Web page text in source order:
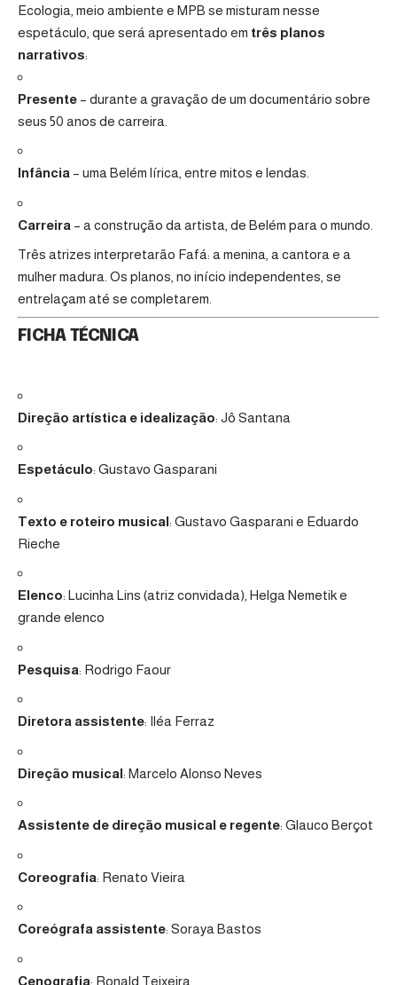
Ecologia, meio ambiente e MPB se misturam nesse
espetáculo, que será apresentado em três planos
narrativos:
Presente – durante a gravação de um documentário sobre
seus 50 anos de carreira.
Infância – uma Belém lírica, entre mitos e lendas.
Carreira – a construção da artista, de Belém para o mundo.
Três atrizes interpretarão Fafá: a menina, a cantora e a
mulher madura. Os planos, no início independentes, se
entrelaçam até se completarem.
FICHA TÉCNICA
Direção artística e idealização: Jô Santana
Espetáculo: Gustavo Gasparani
Texto e roteiro musical: Gustavo Gasparani e Eduardo
Rieche
Elenco: Lucinha Lins (atriz convidada), Helga Nemetik e
grande elenco
Pesquisa: Rodrigo Faour
Diretora assistente: Iléa Ferraz
Direção musical: Marcelo Alonso Neves
Assistente de direção musical e regente: Glauco Berçot
Coreografia: Renato Vieira
Coreógrafa assistente: Soraya Bastos
Cenografia: Ronald Teixeira